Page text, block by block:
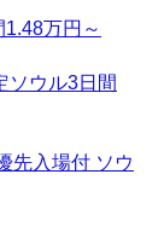
1.48万円～
ソウル3日間
先入場付 ソウ